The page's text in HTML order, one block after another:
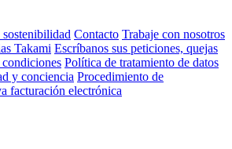
Contacto Trabaje con nosotros
Takami Escríbanos sus peticiones, quejas
Política de tratamiento de datos
y conciencia Procedimiento de
facturación electrónica